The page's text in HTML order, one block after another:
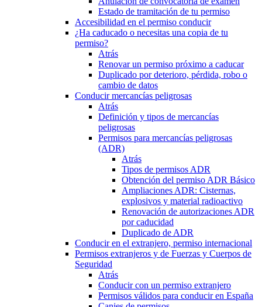
Estado de tramitación de tu permiso
Accesibilidad en el permiso conducir
¿Ha caducado o necesitas una copia de tu
permiso?
Atrás
Renovar un permiso próximo a caducar
Duplicado por deterioro, pérdida, robo o
cambio de datos
Conducir mercancías peligrosas
Atrás
Definición y tipos de mercancías
peligrosas
Permisos para mercancías peligrosas
(ADR)
Atrás
Tipos de permisos ADR
Obtención del permiso ADR Básico
Ampliaciones ADR: Cisternas,
explosivos y material radioactivo
Renovación de autorizaciones ADR
por caducidad
Duplicado de ADR
Conducir en el extranjero, permiso internacional
Permisos extranjeros y de Fuerzas y Cuerpos de
Seguridad
Atrás
Conducir con un permiso extranjero
Permisos válidos para conducir en España